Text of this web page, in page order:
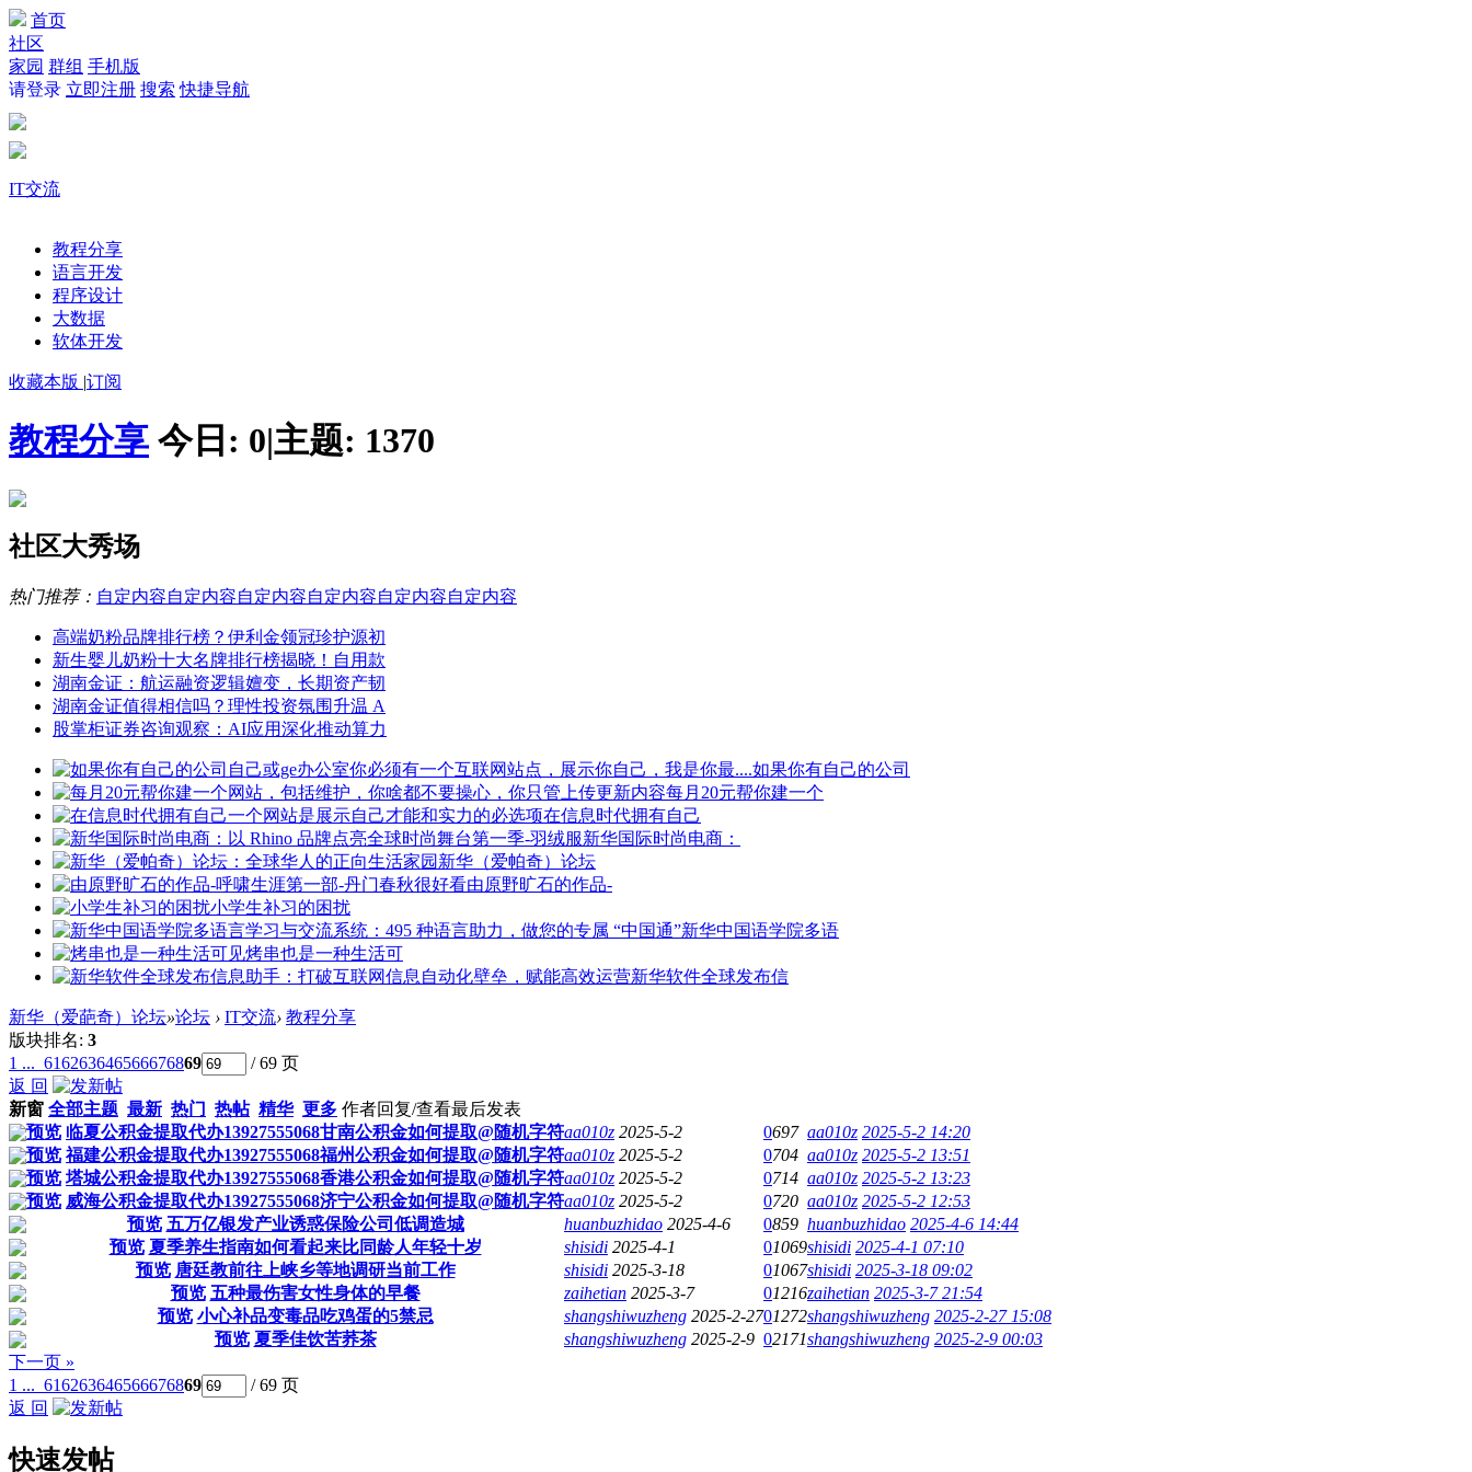
首页
社区
家园 群组 手机版
请登录 立即注册 搜索 快捷导航
IT交流
教程分享
语言开发
程序设计
大数据
软体开发
收藏本版 |订阅
教程分享 今日: 0|主题: 1370
社区大秀场
热门推荐： 自定内容自定内容自定内容自定内容自定内容自定内容
高端奶粉品牌排行榜？伊利金领冠珍护源初
新生婴儿奶粉十大名牌排行榜揭晓！自用款
湖南金证：航运融资逻辑嬗变，长期资产韧
湖南金证值得相信吗？理性投资氛围升温 A
股掌柜证券咨询观察：AI应用深化推动算力
如果你有自己的公司
每月20元帮你建一个
在信息时代拥有自己
新华国际时尚电商：
新华（爱帕奇）论坛
由原野旷石的作品-
小学生补习的困扰
新华中国语学院多语
烤串也是一种生活可
新华软件全球发布信
新华（爱葩奇）论坛»论坛 › IT交流› 教程分享
版块排名: 3
1 ... 616263646566676869
/ 69 页
返 回
新窗 全部主题 最新 热门 热帖 精华 更多 作者回复/查看最后发表
预览 临夏公积金提取代办13927555068甘南公积金如何提取@随机字符aa010z 2025-5-2 0697 aa010z 2025-5-2 14:20
预览 福建公积金提取代办13927555068福州公积金如何提取@随机字符aa010z 2025-5-2 0704 aa010z 2025-5-2 13:51
预览 塔城公积金提取代办13927555068香港公积金如何提取@随机字符aa010z 2025-5-2 0714 aa010z 2025-5-2 13:23
预览 威海公积金提取代办13927555068济宁公积金如何提取@随机字符aa010z 2025-5-2 0720 aa010z 2025-5-2 12:53
预览 五万亿银发产业诱惑保险公司低调造城 huanbuzhidao 2025-4-6 0859 huanbuzhidao 2025-4-6 14:44
预览 夏季养生指南如何看起来比同龄人年轻十岁 shisidi 2025-4-1 01069shisidi 2025-4-1 07:10
预览 唐廷教前往上峡乡等地调研当前工作 shisidi 2025-3-18 01067shisidi 2025-3-18 09:02
预览 五种最伤害女性身体的早餐 zaihetian 2025-3-7 01216zaihetian 2025-3-7 21:54
预览 小心补品变毒品吃鸡蛋的5禁忌 shangshiwuzheng 2025-2-2701272shangshiwuzheng 2025-2-27 15:08
预览 夏季佳饮苦荞茶 shangshiwuzheng 2025-2-9 02171shangshiwuzheng 2025-2-9 00:03
下一页 »
1 ... 616263646566676869
/ 69 页
返 回
快速发帖